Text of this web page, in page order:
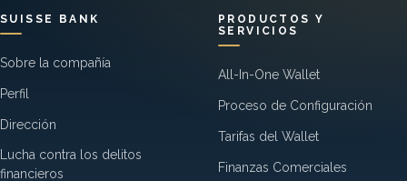
SUISSE BANK
Sobre la compañía
Perfil
Dirección
Lucha contra los delitos
financieros
PRODUCTOS Y
SERVICIOS
All-In-One Wallet
Proceso de Configuración
Tarifas del Wallet
Finanzas Comerciales